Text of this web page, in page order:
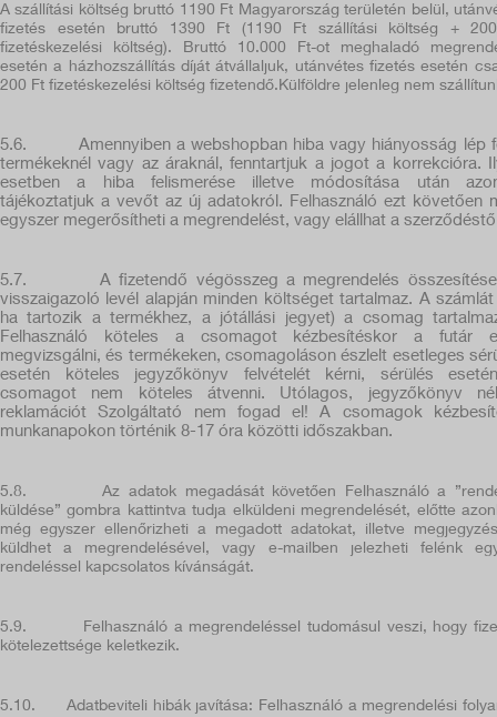
A szállítási költség bruttó 1190 Ft Magyarország területén belül,
fizetés esetén bruttó 1390 Ft (1190 Ft szállítási költség +
fizetéskezelési költség). Bruttó 10.000 Ft-ot meghaladó
esetén a házhozszállítás díját átvállaljuk, utánvétes fizetés esetén
200 Ft fizetéskezelési költség fizetendő.Külföldre jelenleg nem
5.6.
Amennyiben a webshopban hiba vagy hiányosság lép
termékeknél vagy az áraknál, fenntartjuk a jogot a korrekcióra.
esetben a hiba felismerése illetve módosítása után
tájékoztatjuk a vevőt az új adatokról. Felhasználó ezt követően
egyszer megerősítheti a megrendelést, vagy elállhat a
5.7.
A fizetendő végösszeg a megrendelés
visszaigazoló levél alapján minden költséget tartalmaz. A számlát
ha tartozik a termékhez, a jótállási jegyet) a csomag
Felhasználó köteles a csomagot kézbesítéskor a futár
megvizsgálni, és termékeken, csomagoláson észlelt esetleges
esetén köteles jegyzőkönyv felvételét kérni, sérülés
csomagot nem köteles átvenni. Utólagos, jegyzőkönyv
reklamációt Szolgáltató nem fogad el! A csomagok
munkanapokon történik 8-17 óra közötti időszakban.
5.8.
Az adatok megadását követően Felhasználó a
küldése” gombra kattintva tudja elküldeni megrendelését, előtte
még egyszer ellenőrizheti a megadott adatokat, illetve
küldhet a megrendelésével, vagy e-mailben jelezheti felénk
rendeléssel kapcsolatos kívánságát.
5.9.
Felhasználó a megrendeléssel tudomásul veszi, hogy
kötelezettsége keletkezik.
5.10.
Adatbeviteli hibák javítása: Felhasználó a megrendelési